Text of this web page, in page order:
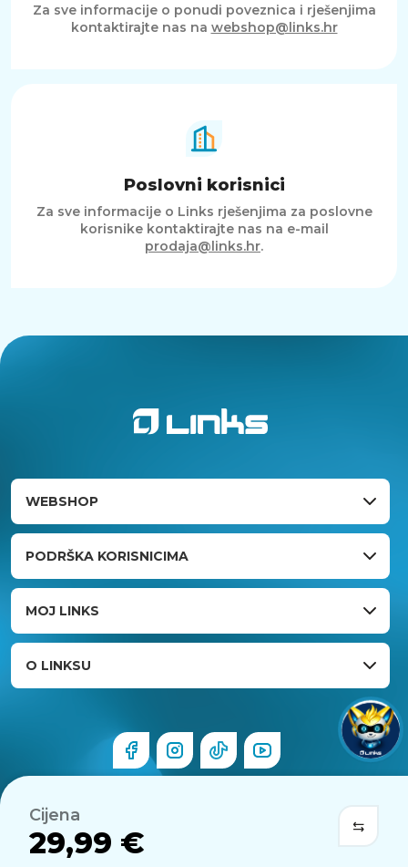
Cijena
29,99 €
Za sve informacije o ponudi poveznica i rješenjima
kontaktirajte nas na webshop@links.hr
Poslovni korisnici
Za sve informacije o Links rješenjima za poslovne
korisnike kontaktirajte nas na e-mail
prodaja@links.hr.
WEBSHOP
PODRŠKA KORISNICIMA
MOJ LINKS
O LINKSU